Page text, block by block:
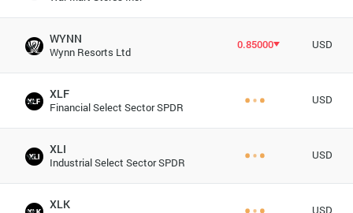
WYNN
Wynn Resorts Ltd
0.85000 USD
XLF
Financial Select Sector SPDR
USD
XLI
Industrial Select Sector SPDR
USD
XLK USD